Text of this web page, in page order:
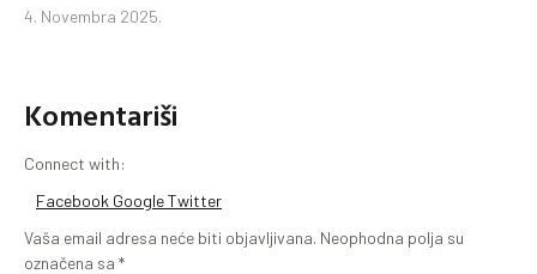
4. Novembra 2025.
Komentariši
Connect with:
Facebook GoogleTwitter
Vaša email adresa neće biti objavljivana. Neophodna polja su
označena sa *